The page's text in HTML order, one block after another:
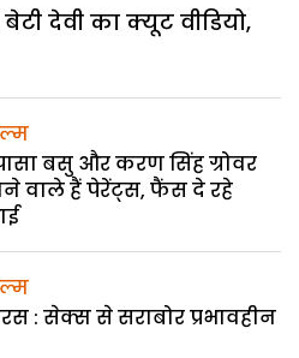
देवी का क्यूट वीडियो,
बसु और करण सिंह ग्रोवर
वाले हैं पेरेंट्स, फैंस दे रहे
: सेक्स से सराबोर प्रभावहीन